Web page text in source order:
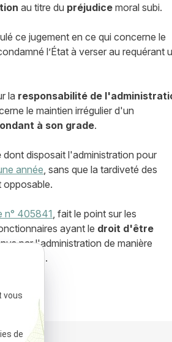
au titre du préjudice moral subi.
ce jugement en ce qui concerne le
l’État à verser au requérant
la responsabilité de
le maintien irrégulier d'un
à son grade.
dont disposait l'administration pour
année , sans que la tardiveté des
opposable.
n° 405841 , fait le point sur les
ayant le droit d'être
par l'administration de manière
.
vous
de